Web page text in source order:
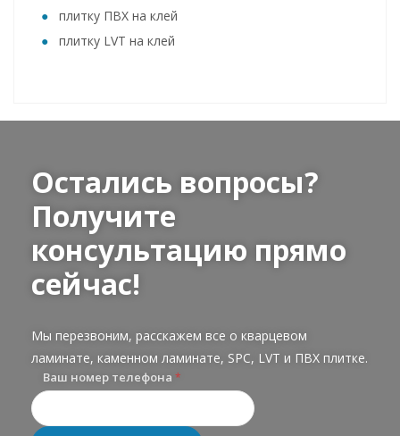
плитку ПВХ на клей
плитку LVT на клей
Остались вопросы?
Получите
консультацию прямо
сейчас!
Мы перезвоним, расскажем все о кварцевом
ламинате, каменном ламинате, SPC, LVT и ПВХ плитке.
Ваш номер телефона *